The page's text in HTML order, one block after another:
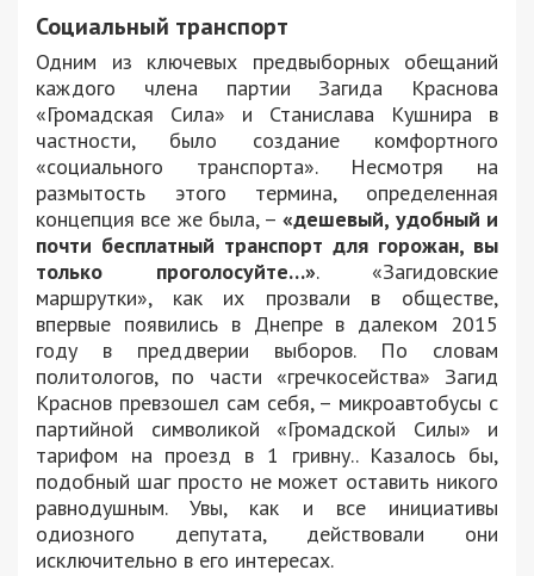
Социальный транспорт
Одним из ключевых предвыборных обещаний
каждого члена партии Загида Краснова
«Громадская Сила» и Станислава Кушнира в
частности, было создание комфортного
«социального транспорта». Несмотря на
размытость этого термина, определенная
концепция все же была, –«дешевый, удобный и
почти бесплатный транспорт для горожан, вы
только проголосуйте…». «Загидовские
маршрутки», как их прозвали в обществе,
впервые появились в Днепре в далеком 2015
году в преддверии выборов. По словам
политологов, по части «гречкосейства» Загид
Краснов превзошел сам себя, – микроавтобусы с
партийной символикой «Громадской Силы» и
тарифом на проезд в 1 гривну.. Казалось бы,
подобный шаг просто не может оставить никого
равнодушным. Увы, как и все инициативы
одиозного депутата, действовали они
исключительно в его интересах.